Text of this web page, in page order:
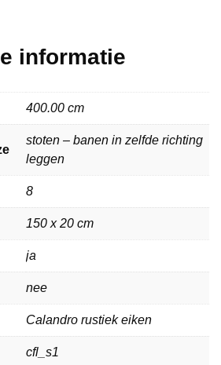
informatie
400.00 cm
stoten – banen in zelfde richting
leggen
8
150 x 20 cm
ja
nee
Calandro rustiek eiken
cfl_s1